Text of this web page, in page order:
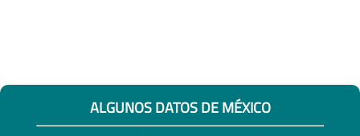
ALGUNOS DATOS DE MÉXICO